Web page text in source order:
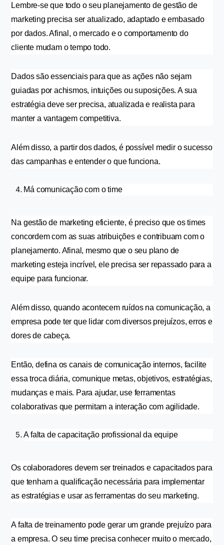
Lembre-se que todo o seu planejamento de gestão de
marketing precisa ser atualizado, adaptado e embasado
por dados. Afinal, o mercado e o comportamento do
cliente mudam o tempo todo.
Dados são essenciais para que as ações não sejam
guiadas por achismos, intuições ou suposições. A sua
estratégia deve ser precisa, atualizada e realista para
manter a vantagem competitiva.
Além disso, a partir dos dados, é possível medir o sucesso
das campanhas e entender o que funciona.
Má comunicação com o time
Na gestão de marketing eficiente, é preciso que os times
concordem com as suas atribuições e contribuam com o
planejamento. Afinal, mesmo que o seu plano de
marketing esteja incrível, ele precisa ser repassado para a
equipe para funcionar.
Além disso, quando acontecem ruídos na comunicação, a
empresa pode ter que lidar com diversos prejuízos, erros e
dores de cabeça.
Então, defina os canais de comunicação internos, facilite
essa troca diária, comunique metas, objetivos, estratégias,
mudanças e mais. Para ajudar, use ferramentas
colaborativas que permitam a interação com agilidade.
A falta de capacitação profissional da equipe
Os colaboradores devem ser treinados e capacitados para
que tenham a qualificação necessária para implementar
as estratégias e usar as ferramentas do seu marketing.
A falta de treinamento pode gerar um grande prejuízo para
a empresa. O seu time precisa conhecer muito o mercado,